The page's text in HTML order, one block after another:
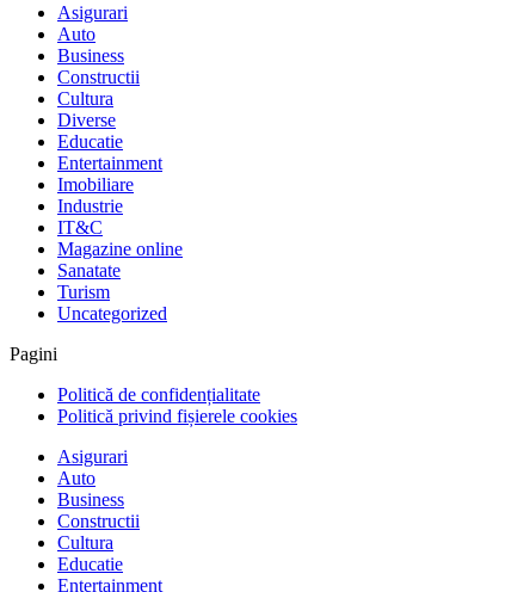
Asigurari
Auto
Business
Constructii
Cultura
Diverse
Educatie
Entertainment
Imobiliare
Industrie
IT&C
Magazine online
Sanatate
Turism
Uncategorized
Pagini
Politică de confidențialitate
Politică privind fișierele cookies
Asigurari
Auto
Business
Constructii
Cultura
Educatie
Entertainment